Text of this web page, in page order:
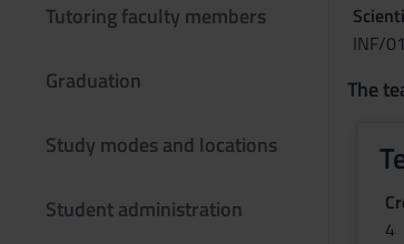
Tutoring faculty members
Graduation
Study modes and locations
Student administration
INF/
The
4